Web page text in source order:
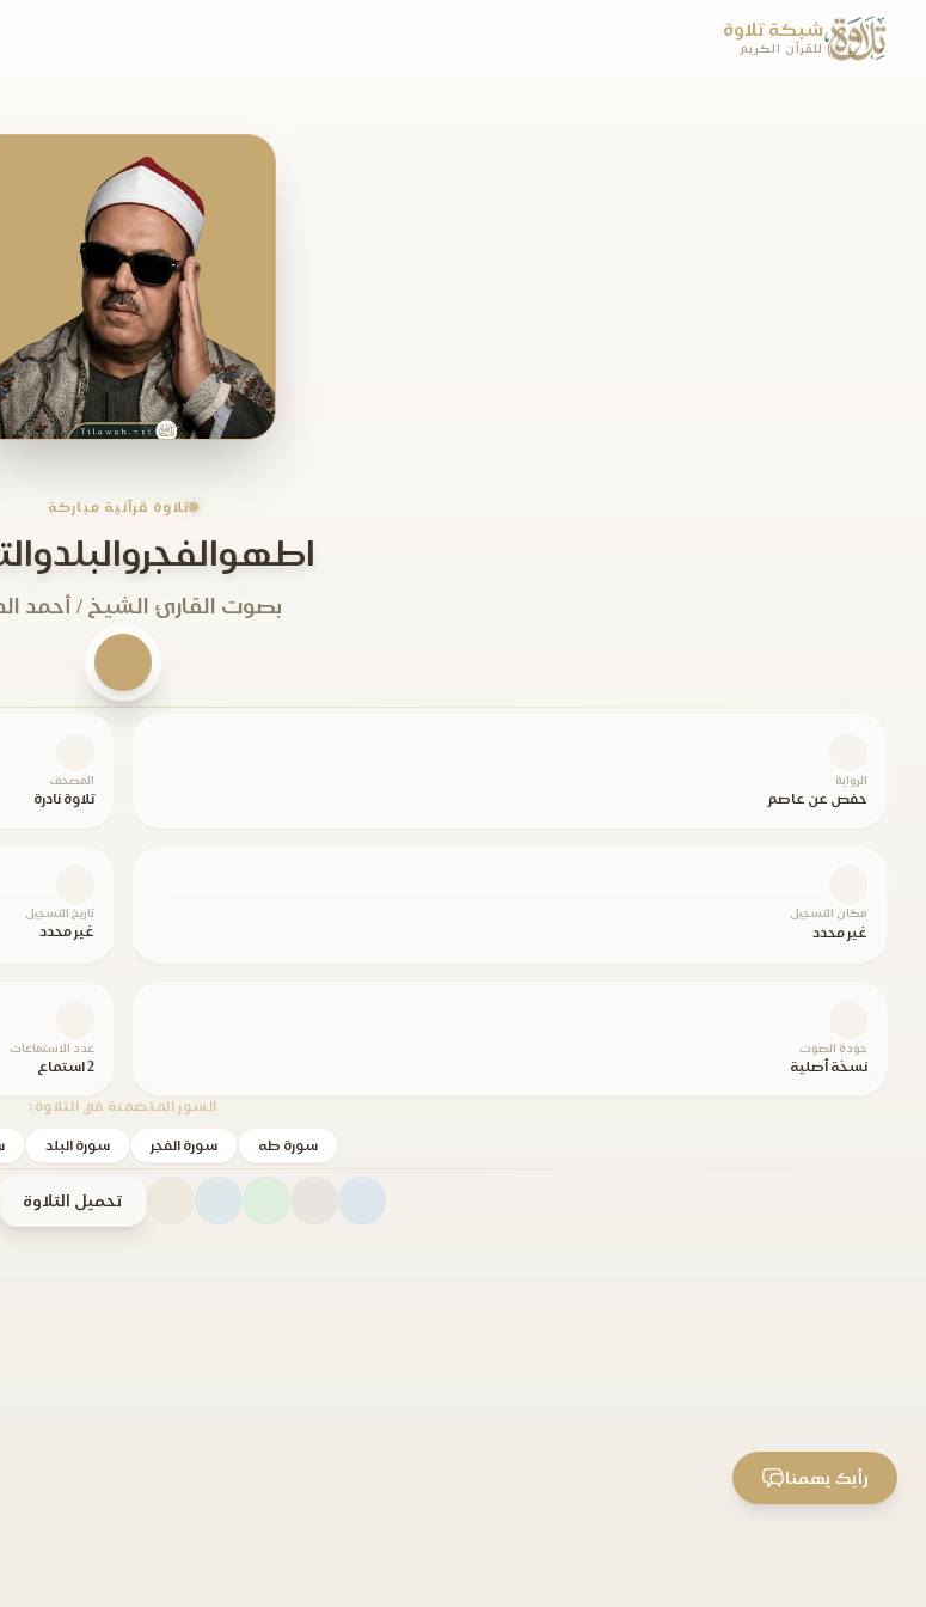
شبكة تلاوة
للقرآن الكريم
تلاوة قرآنية مباركة
بصوت القارئ الشيخ / أحمد
الرواية
حفص عن عاصم
المصحف
تلاوة نادرة
مكان التسجيل
غير محدد
تاريخ التسجيل
غير محدد
جودة الصوت
نسخة أصلية
عدد الاستماعات
2 استماع
السور المتضمنة في التلاوة:
سورة طه سورة الفجر سورة البلد
تحميل التلاوة
رأيك يهمنا